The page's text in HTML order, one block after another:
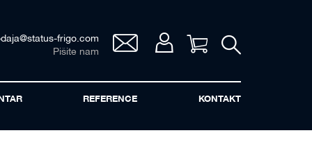
Vaša korpa
frigo.com
Pišite nam
REFERENCE KONTAKT